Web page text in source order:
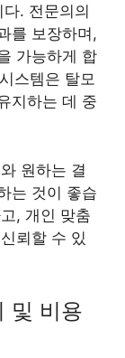
. 전문의의
를 보장하며,
가능하게 합
스템은 탈모
지하는 데 중
원하는 결
는 것이 좋습
, 개인 맞춤
뢰할 수 있
및 비용